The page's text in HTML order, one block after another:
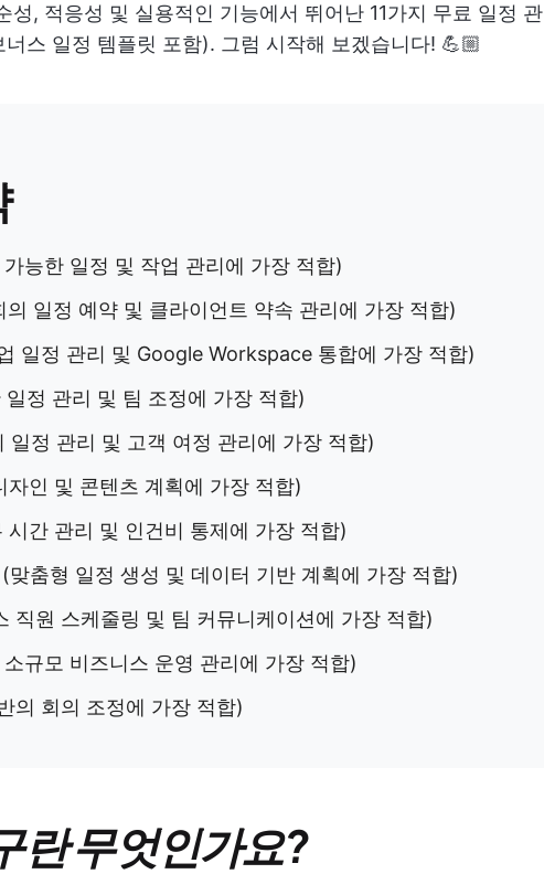
성, 적응성 및 실용적인 기능에서 뛰어난 11가지 무료 일정 관
스 일정 템플릿 포함). 그럼 시작해 보겠습니다! 💪🏼
능한 일정 및 작업 관리에 가장 적합)
의 일정 예약 및 클라이언트 약속 관리에 가장 적합)
일정 관리 및 Google Workspace 통합에 가장 적합)
일정 관리 및 팀 조정에 가장 적합)
일정 관리 및 고객 여정 관리에 가장 적합)
자인 및 콘텐츠 계획에 가장 적합)
시간 관리 및 인건비 통제에 가장 적합)
(맞춤형 일정 생성 및 데이터 기반 계획에 가장 적합)
직원 스케줄링 및 팀 커뮤니케이션에 가장 적합)
규모 비즈니스 운영 관리에 가장 적합)
의 회의 조정에 가장 적합)
란 무엇인가요?